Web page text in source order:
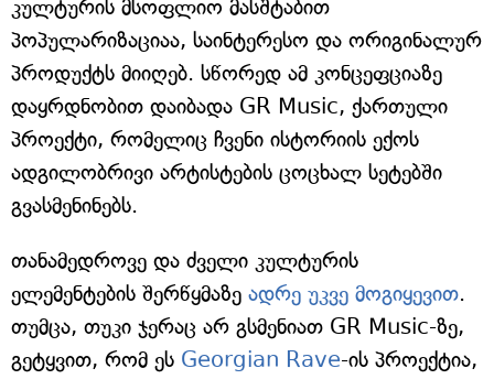
კულტურის მსოფლიო მასშტაბით
პოპულარიზაციაა, საინტერესო და ორიგინალურ
პროდუქტს მიიღებ. სწორედ ამ კონცეფციაზე
დაყრდნობით დაიბადა GR Music, ქართული
პროექტი, რომელიც ჩვენი ისტორიის ექოს
ადგილობრივი არტისტების ცოცხალ სეტებში
გვასმენინებს.
თანამედროვე და ძველი კულტურის
ელემენტების შერწყმაზე ადრე უკვე მოგიყევით.
თუმცა, თუკი ჯერაც არ გსმენიათ GR Music-ზე,
გეტყვით, რომ ეს Georgian Rave-ის პროექტია,